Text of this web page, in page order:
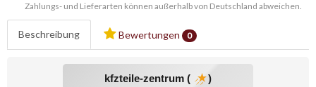
Zahlungs- und Lieferarten können außerhalb von Deutschland abweichen.
Beschreibung Bewertungen 0
kfzteile-zentrum ( )